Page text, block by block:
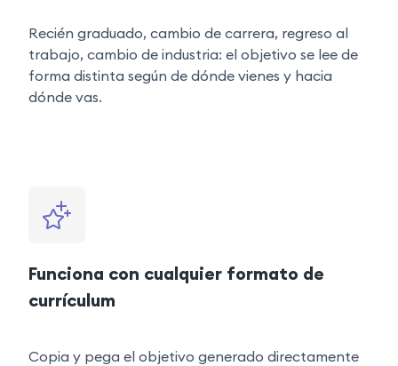
Recién graduado, cambio de carrera, regreso al
trabajo, cambio de industria: el objetivo se lee de
forma distinta según de dónde vienes y hacia
dónde vas.
Funciona con cualquier formato de
currículum
Copia y pega el objetivo generado directamente